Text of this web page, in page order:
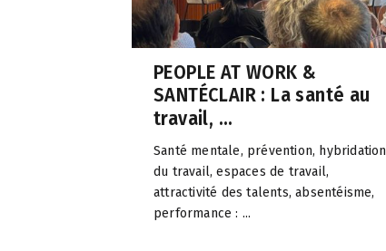
PEOPLE AT WORK &
SANTÉCLAIR : La santé au
travail, ...
Santé mentale, prévention, hybridation
du travail, espaces de travail,
attractivité des talents, absentéisme,
performance : ...